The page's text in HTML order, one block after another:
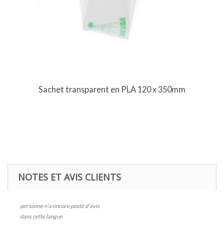
Sachet transparent en PLA 120 x 350mm
NOTES ET AVIS CLIENTS
personne n'a encore posté d'avis
dans cette langue